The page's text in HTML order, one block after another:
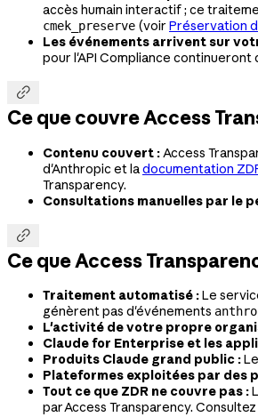
accès humain interactif ; ce
cmek_preserve (voir Préservation
Les événements arrivent sur
pour l'API Compliance continueront

Ce que couvre Access
Contenu couvert : Access
d'Anthropic et ladocumentation
Transparency.
Consultations manuelles par le

Ce que Access
Traitement automatisé :Le
génèrent pas d'événements
L'activité de votre propre
Claude for Enterprise et les
Produits Claude grand public :
Plateformes exploitées par des
Tout ce que ZDR ne couvre pas :
par Access Transparency. Consultez